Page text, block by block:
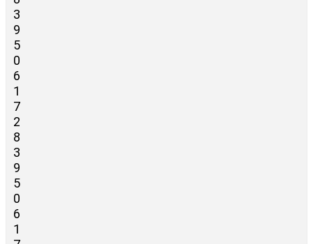
3
9
5
0
6
1
7
2
8
3
9
5
0
6
1